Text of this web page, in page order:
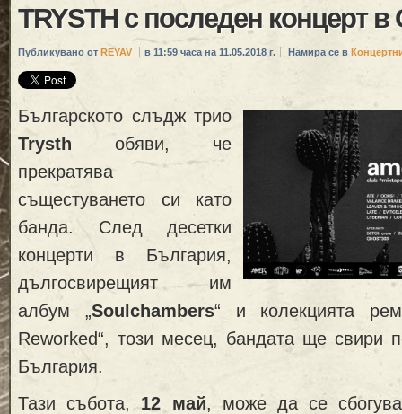
TRYSTH с последен концерт
Публикувано от REYAV в 11:59 часа на 11.05.2018 г. Намира се в
Българското слъдж триo
Trysth обяви, че
прекратява
същестуването си като
банда. След десетки
концерти в България,
дългосвирещият им
албум „Soulchambers“ и колекцията
Reworked“, този месец, бандата ще свири
България.
Тази събота, 12 май, може да се